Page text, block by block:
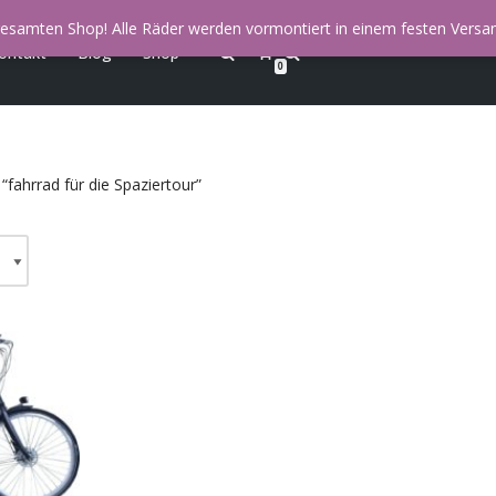
Blog Shop
0
für die Spaziertour”
Shop! Alle Räder werden vormontiert in einem festen